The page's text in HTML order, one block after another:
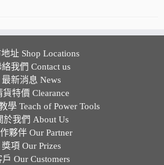
址 Shop Locations
絡我們 Contact us
最新消息 News
貨特價 Clearance
學 Teach of Power Tools
於我們 About Us
夥伴 Our Partner
獎項 Our Prizes
戶 Our Customers